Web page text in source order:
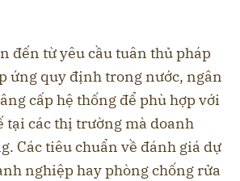
đến từ yêu cầu tuân thủ pháp
ứng quy định trong nước, ngân
cấp hệ thống để phù hợp với
tại các thị trường mà doanh
Các tiêu chuẩn về đánh giá dự
nghiệp hay phòng chống rửa